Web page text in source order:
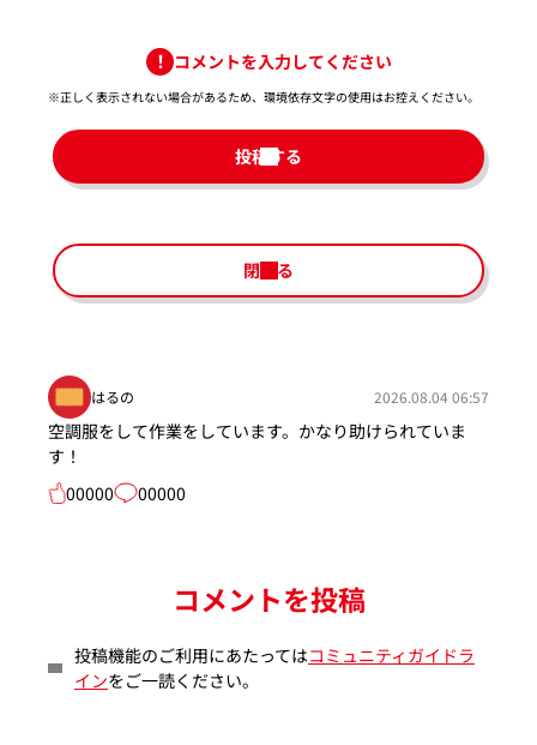
コメントを入力してください
※正しく表示されない場合があるため、環境依存文字の使用はお控えください。​
投稿する
閉じる
はるの 2026.08.04 06:57
空調服をして作業をしています。かなり助けられていま
す！
00000
00000
コメントを投稿
投稿機能のご利用にあたってはコミュニティガイドラ
インをご一読ください。